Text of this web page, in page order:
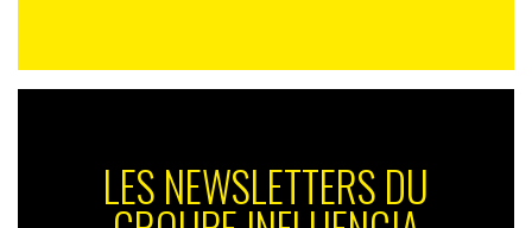
LES NEWSLETTERS DU